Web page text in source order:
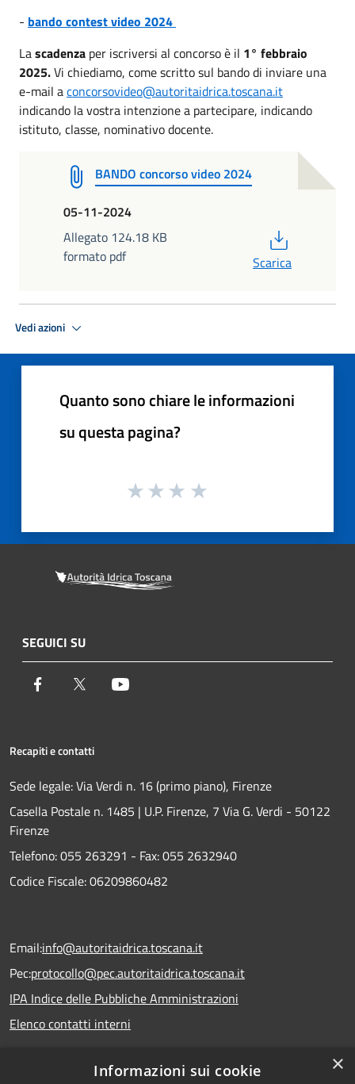
- bando contest video 2024
Lascadenza per iscriversi al concorso è il 1° febbraio
2025.Vi chiediamo, come scritto sul bando di inviare una
e-mail aconcorsovideo@autoritaidrica.toscana.it
indicando la vostra intenzione a partecipare, indicando
istituto, classe, nominativo docente.
BANDO concorso video 2024
05-11-2024
Allegato 124.18 KB
formato pdf
Scarica
Vedi azioni
Quanto sono chiare le informazioni
su questa pagina?
SEGUICI SU
Facebook Twitter
Recapiti e contatti
Sede legale: Via Verdi n. 16 (primo piano), Firenze
Casella Postale n. 1485 | U.P. Firenze, 7 Via G. Verdi - 50122
Firenze
Telefono:055 263291 - Fax:055 2632940
Codice Fiscale: 06209860482
Email:info@autoritaidrica.toscana.it
Pec:protocollo@pec.autoritaidrica.toscana.it
IPA Indice delle Pubbliche Amministrazioni
Elenco contatti interni
×
Informazioni sui cookie